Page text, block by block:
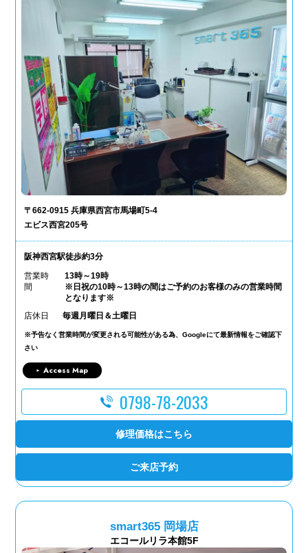
〒662-0915 兵庫県西宮市馬場町5-4
エビス西宮205号
阪神西宮駅徒歩約3分
営業時
間
13時～19時
※日祝の10時～13時の間はご予約のお客様のみの営業時間
となります※
店休日
毎週月曜日＆土曜日
※予告なく営業時間が変更される可能性がある為、Googleにて最新情報をご確認下
さい
Access Map
0798-78-2033
修理価格はこちら
ご来店予約
smart365 岡場店
エコールリラ本館5F